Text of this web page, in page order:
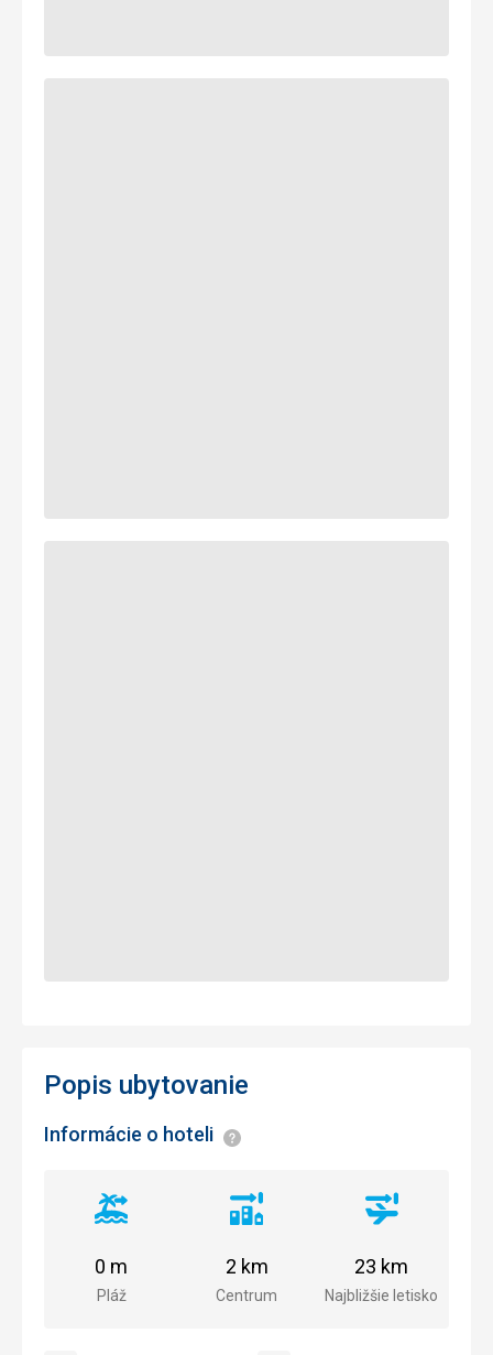
Popis ubytovanie
Informácie o hoteli Informácie
Vzdialenosť
pláže
Pláž
0 m
Vzdialenosť
centra
Centrum
2 km
Vzdialenosť
letiska
Najbližšie letisko
23 km